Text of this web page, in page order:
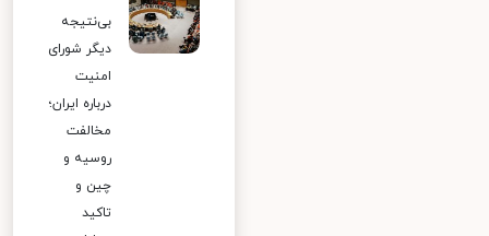
بی‌نتیجه
دیگر شورای
امنیت
درباره ایران؛
مخالفت
روسیه و
چین و
تاکید